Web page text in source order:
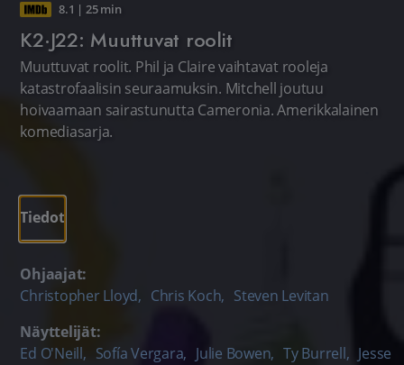
8.1 | 25 min
K2·J22: Muuttuvat roolit
Muuttuvat roolit. Phil ja Claire vaihtavat rooleja
katastrofaalisin seuraamuksin. Mitchell joutuu
hoivaamaan sairastunutta Cameronia. Amerikkalainen
komediasarja.
Tiedot
Ohjaajat:
Christopher Lloyd, Chris Koch, Steven Levitan
Näyttelijät:
Ed O'Neill, Sofía Vergara, Julie Bowen, Ty Burrell, Jesse